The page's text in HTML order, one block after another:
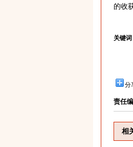
的收
关键词
分
责任
相